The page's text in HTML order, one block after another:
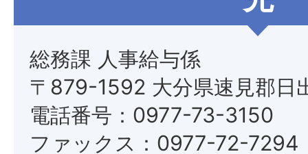
総務課 人事給与係
〒879-1592 大分県速見郡日
電話番号：0977-73-3150
ファックス：0977-72-7294